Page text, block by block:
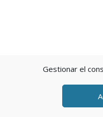
Gestionar el